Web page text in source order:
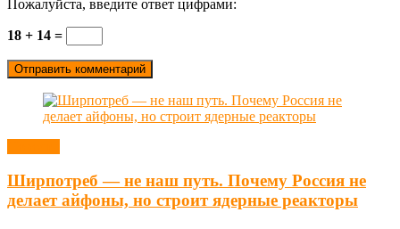
Пожалуйста, введите ответ цифрами:
18 + 14 =
Ширпотреб — не наш путь. Почему Россия не
делает айфоны, но строит ядерные реакторы